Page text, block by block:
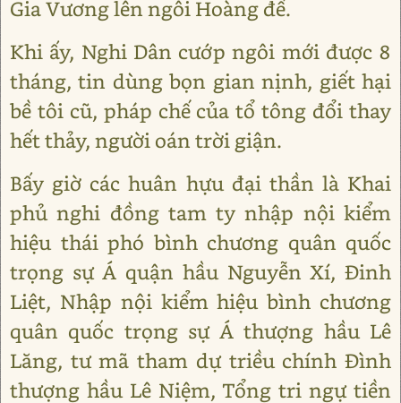
Gia Vương lên ngôi Hoàng đế.
Khi ấy, Nghi Dân cướp ngôi mới được 8
tháng, tin dùng bọn gian nịnh, giết hại
bề tôi cũ, pháp chế của tổ tông đổi thay
hết thảy, người oán trời giận.
Bấy giờ các huân hựu đại thần là Khai
phủ nghi đồng tam ty nhập nội kiểm
hiệu thái phó bình chương quân quốc
trọng sự Á quận hầu Nguyễn Xí, Đinh
Liệt, Nhập nội kiểm hiệu bình chương
quân quốc trọng sự Á thượng hầu Lê
Lăng, tư mã tham dự triều chính Đình
thượng hầu Lê Niệm, Tổng tri ngự tiền